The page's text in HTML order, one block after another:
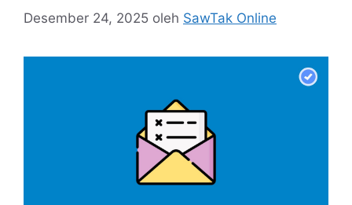
Desember 24, 2025 oleh SawTak Online